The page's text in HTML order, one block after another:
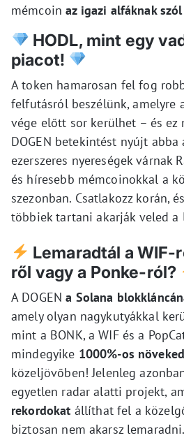
mémcoinaz igazi alfáknak szól
HODL, mint egy
piacot!
A token hamarosan fel fog
felfutásról beszélünk, amelyre
vége előtt sor kerülhet – és ez
DOGEN betekintést nyújt abba
ezerszeres nyereségek várnak
és híresebb mémcoinokkal a
szezonban. Csatlakozz korán,
többiek tartani akarják veled a
Lemaradtál a WIF-
ről vagy a Ponke-ról?
A DOGENa Solana
amely olyan nagykutyákkal
mint a BONK, a WIF és a
mindegyike 1000%-os
közeljövőben! Jelenleg
egyetlen radar alatti projekt,
rekordokat állíthat fel a
biztosan nem akarsz lemaradni.